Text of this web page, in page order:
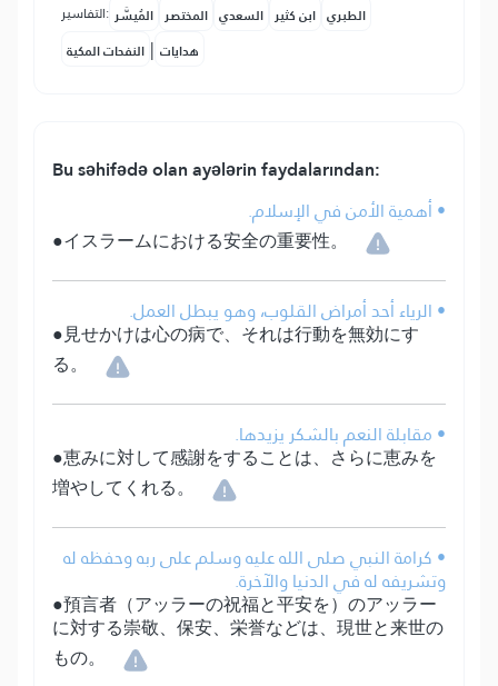
التفاسير: المُيسَّر المختصر السعدي ابن كثير الطبري
النفحات المكية | هدايات
Bu səhifədə olan ayələrin faydalarından:
• أهمية الأمن في الإسلام.
●イスラームにおける安全の重要性。
• الرياء أحد أمراض القلوب، وهو يبطل العمل.
●見せかけは心の病で、それは行動を無効にす
る。
• مقابلة النعم بالشكر يزيدها.
●恵みに対して感謝をすることは、さらに恵みを
増やしてくれる。
• كرامة النبي صلى الله عليه وسلم على ربه وحفظه له
وتشريفه له في الدنيا والآخرة.
●預言者（アッラーの祝福と平安を）のアッラー
に対する崇敬、保安、栄誉などは、現世と来世の
もの。